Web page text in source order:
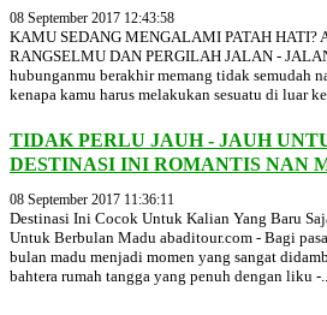
08 September 2017 12:43:58
KAMU SEDANG MENGALAMI PATAH HATI?
RANGSELMU DAN PERGILAH JALAN -
hubunganmu berakhir memang tidak semudah
kenapa kamu harus melakukan sesuatu di luar
TIDAK PERLU JAUH - JAUH
DESTINASI INI ROMANTIS NAN
08 September 2017 11:36:11
Destinasi Ini Cocok Untuk Kalian Yang Baru
Untuk Berbulan Madu abaditour.com - Bagi
bulan madu menjadi momen yang sangat
bahtera rumah tangga yang penuh dengan liku -